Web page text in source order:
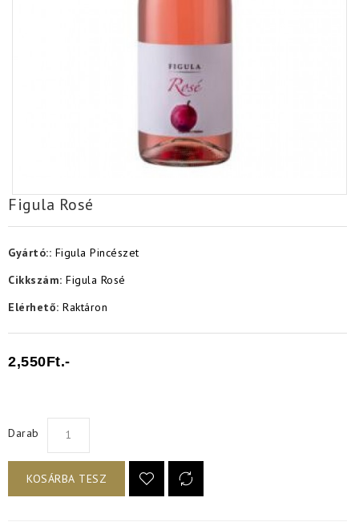
Figula Rosé
Gyártó:: Figula Pincészet
Cikkszám: Figula Rosé
Elérhető: Raktáron
2,550Ft.-
Darab
KOSÁRBA TESZ